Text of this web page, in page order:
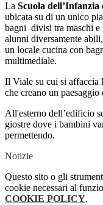
La Scuola dell’Infanzia
ubicata su di un unico
bagni divisi tra maschi e
alunni diversamente
un locale cucina con
multimediale.
Il Viale su cui si affaccia
che creano un
All'esterno dell’edificio
giostre dove i bambini
permettendo.
Notizie
Questo sito o gli
cookie necessari al
COOKIE POLICY.